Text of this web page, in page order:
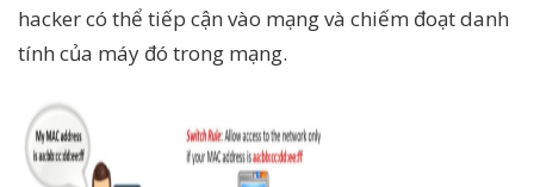
hacker có thể tiếp cận vào mạng và chiếm đoạt danh
tính của máy đó trong mạng.